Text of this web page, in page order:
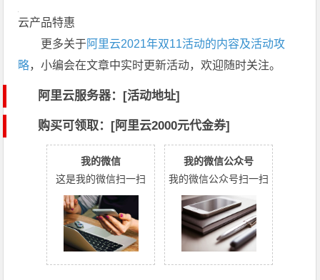
云产品特惠
更多关于阿里云2021年双11活动的内容及活动攻
略，小编会在文章中实时更新活动，欢迎随时关注。
阿里云服务器：[活动地址]
购买可领取：[阿里云2000元代金券]
我的微信
这是我的微信扫一扫
我的微信公众号
我的微信公众号扫一扫